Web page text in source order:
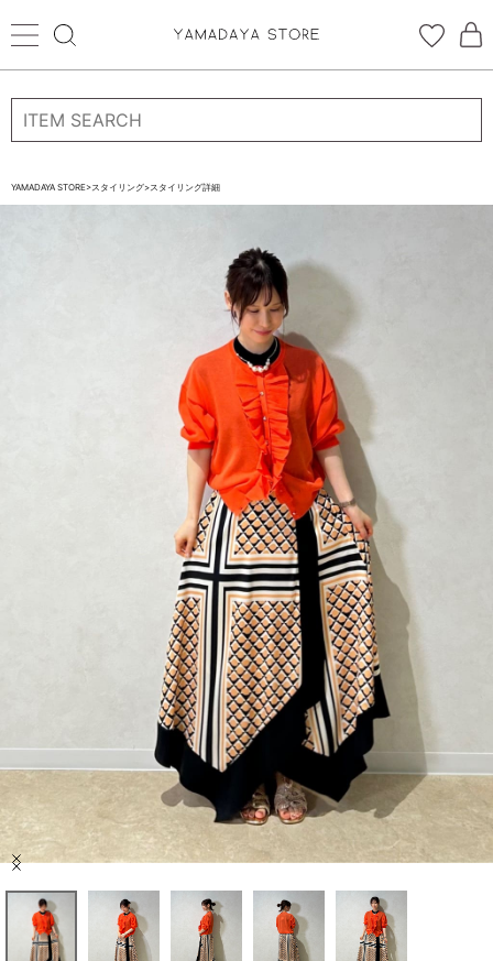
ログイン 新規会員登録
STORE BRAND・LABELから探す
ブランド一覧
店舗検索
ご利用ガイド/ヘルプ
YAMADAYA STORE>スタイリング>スタイリング詳細
Item
ログイン